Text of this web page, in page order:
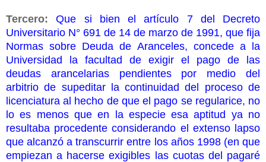
Tercero:
Que si bien el artículo 7 del Decreto
Universitario N° 691 de 14 de marzo de 1991, que fija
Normas sobre Deuda de Aranceles, concede a la
Universidad la facultad de exigir el pago de las
deudas arancelarias pendientes por medio del
arbitrio de supeditar la continuidad del proceso de
licenciatura al hecho de que el pago se regularice, no
lo es menos que en la especie esa aptitud ya no
resultaba procedente considerando el extenso lapso
que alcanzó a transcurrir entre los años 1998 (en que
empiezan a hacerse exigibles las cuotas del pagaré